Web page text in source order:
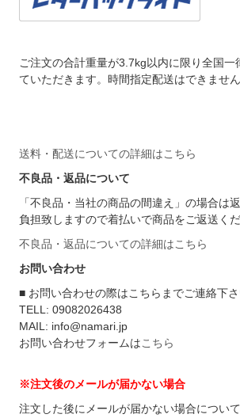
ご注文の合計重量が3.7kg以内に限り全国
ていただきます。時間指定配送はできません
送料・配送についての詳細はこちら
不良品・返品について
「不良品・当社の商品の間違え」の場合は
負担致しますので着払いで商品をご返送くだ
不良品・返品についての詳細はこちら
お問い合わせ
■ お問い合わせの際はこちらまでご連絡下
TELL: 09082026438
MAIL: info@namari.jp
お問い合わせフォームはこちら
※注文後のメールが届かない場合
注文した後にメールが届かない場合につい